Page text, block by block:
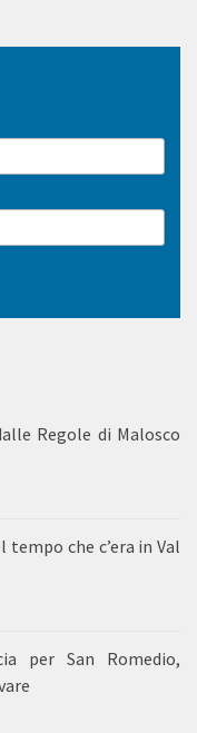
Regole di Malosco
tempo che c’era in Val
per San Romedio,